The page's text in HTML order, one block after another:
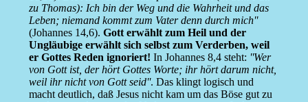
zu Thomas): Ich bin der Weg und die Wahrheit und das
Leben; niemand kommt zum Vater denn durch mich''
(Johannes 14,6). Gott erwählt zum Heil und der
Ungläubige erwählt sich selbst zum Verderben, weil
er Gottes Reden ignoriert! In Johannes 8,4 steht: ''Wer
von Gott ist, der hört Gottes Worte; ihr hört darum nicht,
weil ihr nicht von Gott seid''. Das klingt logisch und
macht deutlich, daß Jesus nicht kam um das Böse gut zu